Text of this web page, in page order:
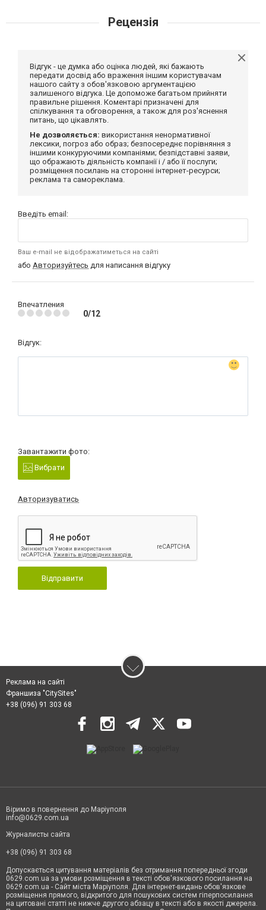
Рецензія
Відгук - це думка або оцінка людей, які бажають
передати досвід або враження іншим користувачам
нашого сайту з обов'язковою аргументацією
залишеного відгука. Це допоможе багатьом прийняти
правильне рішення. Коментарі призначені для
спілкування та обговорення, а також для роз'яснення
питань, що цікавлять.
Не дозволяється: використання ненормативної
лексики, погроз або образ; безпосереднє порівняння з
іншими конкуруючими компаніями; безпідставні заяви,
що ображають діяльність компанії і / або її послуги;
розміщення посилань на сторонні інтернет-ресурси;
реклама та самореклама.
Введіть email:
Ваш e-mail не відображатиметься на сайті
або Авторизуйтесь для написання відгуку
Впечатления
0/12
Відгук:
Завантажити фото:
Вибрати
Авторизуватись
Відправити
Реклама на сайті
Франшиза "CitySites"
+38 (096) 91 303 68
Віримо в повернення до Маріуполя
info@0629.com.ua
Журналисты сайта
+38 (096) 91 303 68
Допускається цитування матеріалів без отримання попередньої згоди
0629.com.ua за умови розміщення в тексті обов'язкового посилання на
0629.com.ua - Сайт міста Маріуполя. Для інтернет-видань обов'язкове
розміщення прямого, відкритого для пошукових систем гіперпосилання
на цитовані статті не нижче другого абзацу в тексті або в якості джерела.